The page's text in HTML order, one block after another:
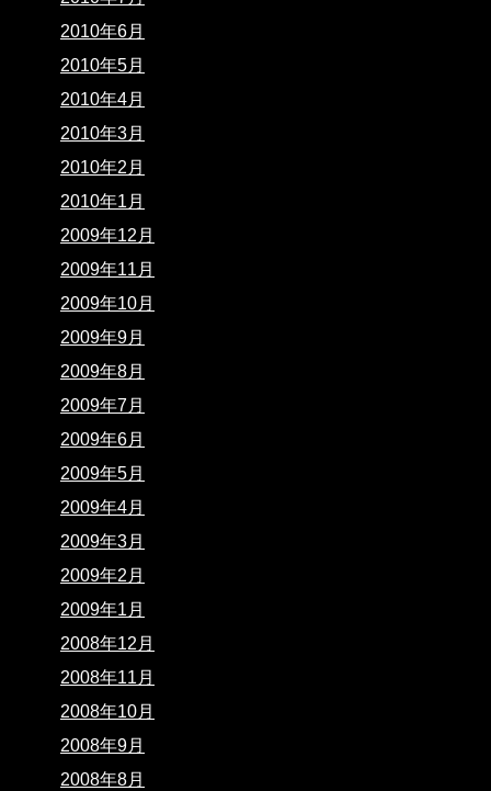
2010年6月
2010年5月
2010年4月
2010年3月
2010年2月
2010年1月
2009年12月
2009年11月
2009年10月
2009年9月
2009年8月
2009年7月
2009年6月
2009年5月
2009年4月
2009年3月
2009年2月
2009年1月
2008年12月
2008年11月
2008年10月
2008年9月
2008年8月